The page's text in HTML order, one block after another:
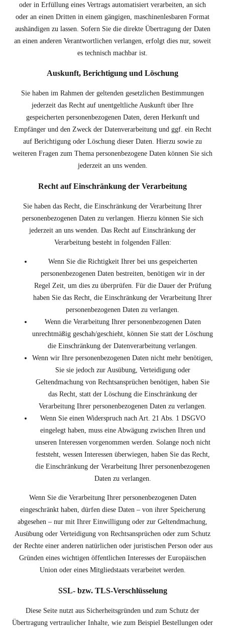
oder in Erfüllung eines Vertrags automatisiert verarbeiten, an sich
oder an einen Dritten in einem gängigen, maschinenlesbaren Format
aushändigen zu lassen. Sofern Sie die direkte Übertragung der Daten
an einen anderen Verantwortlichen verlangen, erfolgt dies nur, soweit
es technisch machbar ist.
Auskunft, Berichtigung und Löschung
Sie haben im Rahmen der geltenden gesetzlichen Bestimmungen
jederzeit das Recht auf unentgeltliche Auskunft über Ihre
gespeicherten personenbezogenen Daten, deren Herkunft und
Empfänger und den Zweck der Datenverarbeitung und ggf. ein Recht
auf Berichtigung oder Löschung dieser Daten. Hierzu sowie zu
weiteren Fragen zum Thema personenbezogene Daten können Sie sich
jederzeit an uns wenden.
Recht auf Einschränkung der Verarbeitung
Sie haben das Recht, die Einschränkung der Verarbeitung Ihrer
personenbezogenen Daten zu verlangen. Hierzu können Sie sich
jederzeit an uns wenden. Das Recht auf Einschränkung der
Verarbeitung besteht in folgenden Fällen:
Wenn Sie die Richtigkeit Ihrer bei uns gespeicherten
personenbezogenen Daten bestreiten, benötigen wir in der
Regel Zeit, um dies zu überprüfen. Für die Dauer der Prüfung
haben Sie das Recht, die Einschränkung der Verarbeitung Ihrer
personenbezogenen Daten zu verlangen.
Wenn die Verarbeitung Ihrer personenbezogenen Daten
unrechtmäßig geschah/geschieht, können Sie statt der Löschung
die Einschränkung der Datenverarbeitung verlangen.
Wenn wir Ihre personenbezogenen Daten nicht mehr benötigen,
Sie sie jedoch zur Ausübung, Verteidigung oder
Geltendmachung von Rechtsansprüchen benötigen, haben Sie
das Recht, statt der Löschung die Einschränkung der
Verarbeitung Ihrer personenbezogenen Daten zu verlangen.
Wenn Sie einen Widerspruch nach Art. 21 Abs. 1 DSGVO
eingelegt haben, muss eine Abwägung zwischen Ihren und
unseren Interessen vorgenommen werden. Solange noch nicht
feststeht, wessen Interessen überwiegen, haben Sie das Recht,
die Einschränkung der Verarbeitung Ihrer personenbezogenen
Daten zu verlangen.
Wenn Sie die Verarbeitung Ihrer personenbezogenen Daten
eingeschränkt haben, dürfen diese Daten – von ihrer Speicherung
abgesehen – nur mit Ihrer Einwilligung oder zur Geltendmachung,
Ausübung oder Verteidigung von Rechtsansprüchen oder zum Schutz
der Rechte einer anderen natürlichen oder juristischen Person oder aus
Gründen eines wichtigen öffentlichen Interesses der Europäischen
Union oder eines Mitgliedstaats verarbeitet werden.
SSL- bzw. TLS-Verschlüsselung
Diese Seite nutzt aus Sicherheitsgründen und zum Schutz der
Übertragung vertraulicher Inhalte, wie zum Beispiel Bestellungen oder